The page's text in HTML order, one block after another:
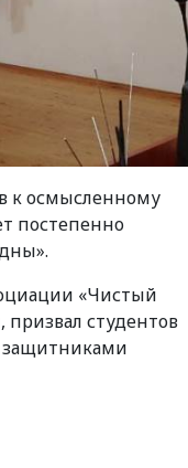
к осмысленному
постепенно
«Чистый
призвал студентов
защитниками